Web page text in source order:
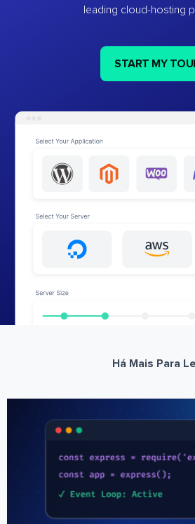
leading cloud-hosting
START MY
Há Mais Para